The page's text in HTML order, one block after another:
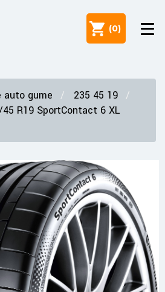
(0)
auto gume
235 45 19
45 R19 SportContact 6 XL